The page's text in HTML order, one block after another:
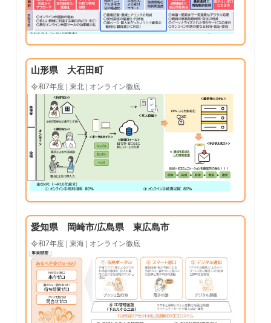
山形県 大石田町
令和7年度 | 東北 | オンライン徹底
愛知県 岡崎市/広島県 東広島市
令和7年度 | 東海 | オンライン徹底